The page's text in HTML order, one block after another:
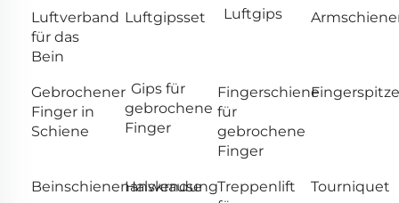
Luftverband
für das
Bein
Luftgipsset Luftgips
Gebrochener
Finger in
Schiene
Gips für
gebrochene
Finger
Fingerschiene
für
gebrochene
Finger
Beinschienenanwendung
Halskrause
Treppenlift
Tourniquet